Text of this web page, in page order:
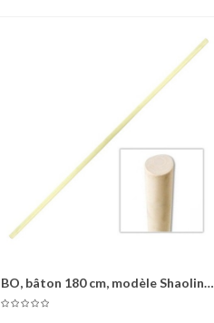
Comparer Liste d'envies
BO, bâton 180 cm, modèle Shaolin,
(diam....